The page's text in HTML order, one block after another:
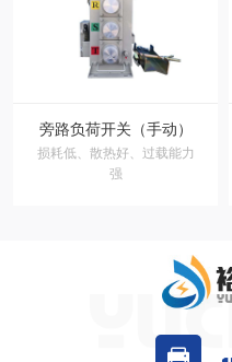
旁路负荷开关（手动）
损耗低、散热好、过载能力
强